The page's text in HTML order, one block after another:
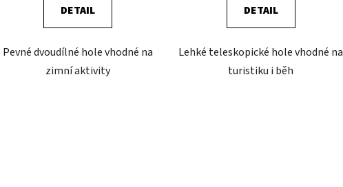
DETAIL
Pevné dvoudílné hole vhodné na
zimní aktivity
DETAIL
Lehké teleskopické hole vhodné na
turistiku i běh